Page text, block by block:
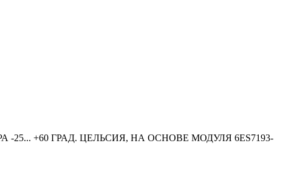
-25... +60 ГРАД. ЦЕЛЬСИЯ, НА ОСНОВЕ МОДУЛЯ 6ES7193-